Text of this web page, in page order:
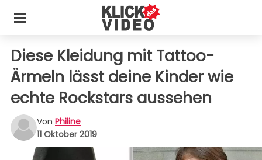
Diese Kleidung mit Tattoo-
Ärmeln lässt deine Kinder wie
echte Rockstars aussehen
Von Philine
11 Oktober 2019